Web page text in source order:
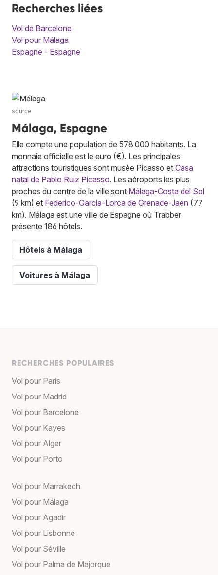
Recherches liées
Vol de Barcelone
Vol pour Málaga
Espagne - Espagne
source
Málaga, Espagne
Elle compte une population de 578 000 habitants. La
monnaie officielle est le euro (€). Les principales
attractions touristiques sont musée Picasso et Casa
natal de Pablo Ruiz Picasso. Les aéroports les plus
proches du centre de la ville sont Málaga-Costa del Sol
(9 km) et Federico-García-Lorca de Grenade-Jaén (77
km). Málaga est une ville de Espagne où Trabber
présente 186 hôtels.
Hôtels à Málaga
Voitures à Málaga
RECHERCHES POPULAIRES
Vol pour Paris
Vol pour Madrid
Vol pour Barcelone
Vol pour Kayes
Vol pour Alger
Vol pour Porto
Vol pour Marrakech
Vol pour Málaga
Vol pour Agadir
Vol pour Lisbonne
Vol pour Séville
Vol pour Palma de Majorque